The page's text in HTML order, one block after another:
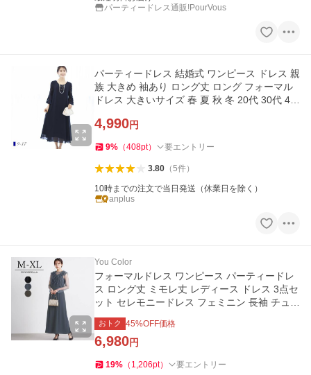
パーティードレス通販!PourVous
パーティードレス 結婚式 ワンピース ドレス 親
族 大きめ 袖あり ロング丈 ロング フォーマル
ドレス 大きいサイズ 春 夏 秋 冬 20代 30代 40
4,990円
9% （408pt） 要エントリー
3.80（5件）
10時までの注文で当日発送（休業日を除く）
anplus
You Color
フォーマルドレス ワンピース パーティードレ
ス ロング丈 ミモレ丈 レディース ドレス 3点セ
ット セレモニードレス フェミニン 長袖 チュー
ル フリル ycpt85
おトク 45%OFF価格
6,980円
19% （ 1,206pt） 要エントリー